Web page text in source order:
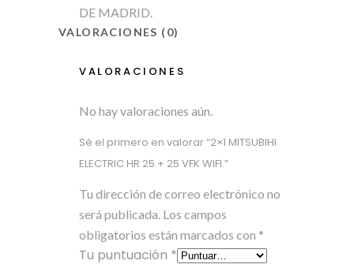
DE MADRID.
VALORACIONES (0)
VALORACIONES
No hay valoraciones aún.
Sé el primero en valorar “2×1 MITSUBIHI
ELECTRIC HR 25 + 25 VFK WIFI.”
Tu dirección de correo electrónico no
será publicada. Los campos
obligatorios están marcados con *
Tu puntuación *